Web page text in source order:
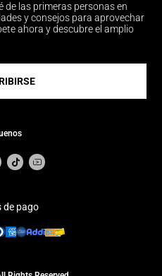
de las primeras personas en
y consejos para aprovechar
ahora y descubre el amplio
de pago